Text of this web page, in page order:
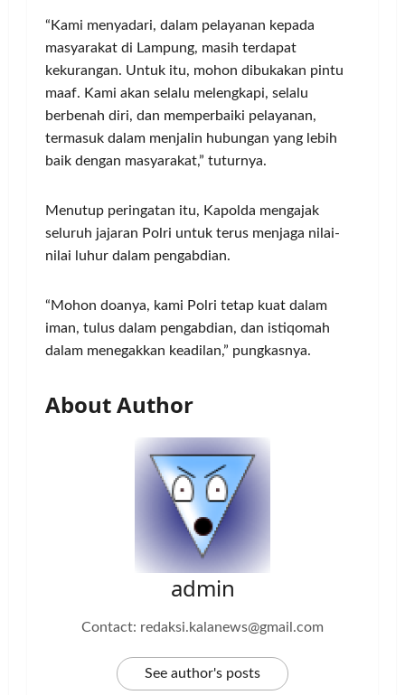
“Kami menyadari, dalam pelayanan kepada
masyarakat di Lampung, masih terdapat
kekurangan. Untuk itu, mohon dibukakan pintu
maaf. Kami akan selalu melengkapi, selalu
berbenah diri, dan memperbaiki pelayanan,
termasuk dalam menjalin hubungan yang lebih
baik dengan masyarakat,” tuturnya.
Menutup peringatan itu, Kapolda mengajak
seluruh jajaran Polri untuk terus menjaga nilai-
nilai luhur dalam pengabdian.
“Mohon doanya, kami Polri tetap kuat dalam
iman, tulus dalam pengabdian, dan istiqomah
dalam menegakkan keadilan,” pungkasnya.
About Author
admin
Contact: redaksi.kalanews@gmail.com
See author's posts